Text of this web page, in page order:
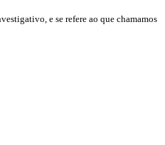
e se refere ao que chamamos